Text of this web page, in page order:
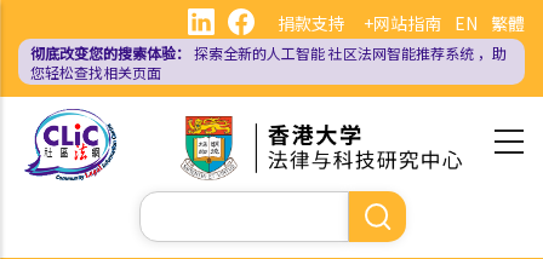
主
EN 繁體
捐款支持 +网站指南
彻底改变您的搜索体验： 探索全新的人工智能社区法网智能推荐系统 ，助
您轻松查找相关页面
搜
索